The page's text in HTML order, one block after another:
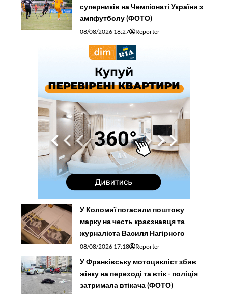
суперників на Чемпіонаті України з
ампфутболу (ФОТО)
08/08/2026 18:27 Reporter
У Коломиї погасили поштову
марку на честь краєзнавця та
журналіста Василя Нагірного
08/08/2026 17:18 Reporter
У Франківську мотоцикліст збив
жінку на переході та втік - поліція
затримала втікача (ФОТО)